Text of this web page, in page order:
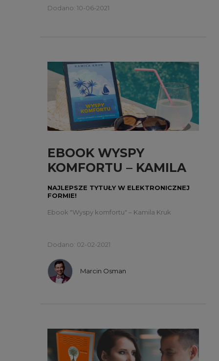
Dodano: 10-06-2021
EBOOK WYSPY
KOMFORTU – KAMILA
KRUK
Dodano: 02-02-2021
NAJLEPSZE TYTUŁY W ELEKTRONICZNEJ
FORMIE!
Ebook "Wyspy komfortu" – Kamila Kruk
Marcin Osman